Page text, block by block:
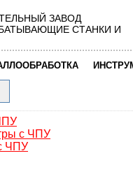
с ЧПУ
ЧПУ
ЗАВОД
СТАНКИ И